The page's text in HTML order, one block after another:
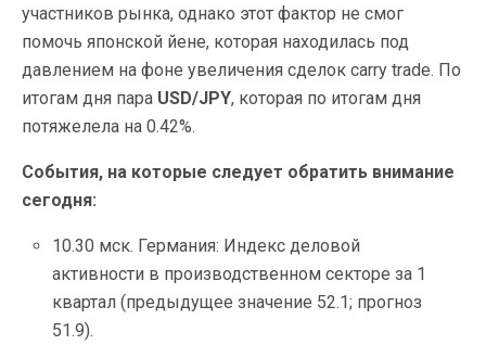
участников рынка, однако этот фактор не смог
помочь японской йене, которая находилась под
давлением на фоне увеличения сделок carry trade. По
итогам дня пара USD/JPY, которая по итогам дня
потяжелела на 0.42%.
События, на которые следует обратить внимание
сегодня:
10.30 мск. Германия: Индекс деловой
активности в производственном секторе за 1
квартал (предыдущее значение 52.1; прогноз
51.9).